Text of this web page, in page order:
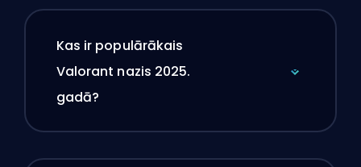
Kas ir populārākais
Valorant nazis 2025.
gadā?